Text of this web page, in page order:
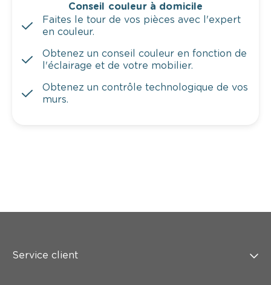
Conseil couleur à domicile
Faites le tour de vos pièces avec l'expert
en couleur.
Obtenez un conseil couleur en fonction de
l'éclairage et de votre mobilier.
Obtenez un contrôle technologique de vos
murs.
Service client